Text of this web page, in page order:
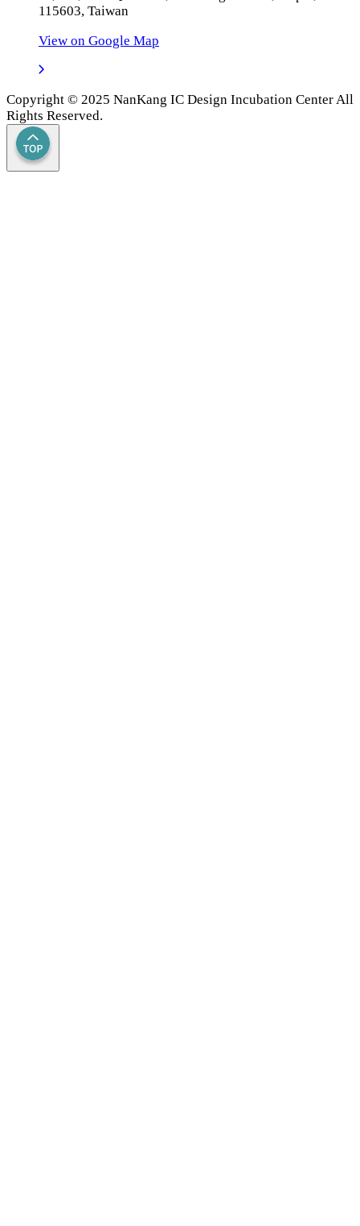
115603, Taiwan
View on Google Map
Copyright © 2025 NanKang IC Design Incubation Center All
Rights Reserved.